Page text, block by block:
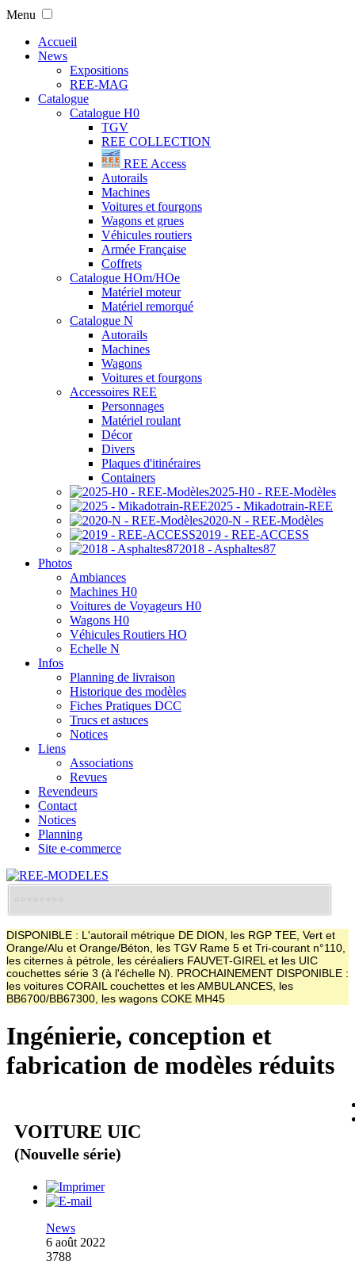
Menu
Accueil
News
Expositions
REE-MAG
Catalogue
Catalogue H0
TGV
REE COLLECTION
REE Access
Autorails
Machines
Voitures et fourgons
Wagons et grues
Véhicules routiers
Armée Française
Coffrets
Catalogue HOm/HOe
Matériel moteur
Matériel remorqué
Catalogue N
Autorails
Machines
Wagons
Voitures et fourgons
Accessoires REE
Personnages
Matériel roulant
Décor
Divers
Plaques d'itinéraires
Containers
2025-H0 - REE-Modèles
2025 - Mikadotrain-REE
2020-N - REE-Modèles
2019 - REE-ACCESS
2018 - Asphaltes87
Photos
Ambiances
Machines H0
Voitures de Voyageurs H0
Wagons H0
Véhicules Routiers HO
Echelle N
Infos
Planning de livraison
Historique des modèles
Fiches Pratiques DCC
Trucs et astuces
Notices
Liens
Associations
Revues
Revendeurs
Contact
Notices
Planning
Site e-commerce
DISPONIBLE : L'autorail métrique DE DION, les RGP TEE, Vert et
Orange/Alu et Orange/Béton, les TGV Rame 5 et Tri-courant n°110,
les citernes à pétrole, les céréaliers FAUVET-GIREL et les UIC
couchettes série 3 (à l'échelle N). PROCHAINEMENT DISPONIBLE :
les voitures CORAIL couchettes et les AMBULANCES, les
BB6700/BB67300, les wagons COKE MH45
Ingénierie, conception et
fabrication de modèles réduits
VOITURE UIC
(Nouvelle série)
News
6 août 2022
3788